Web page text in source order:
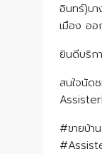
อินทร์)บ
เมือง อ
ยินดีบริก
สนใจนัด
#ขายบ้า